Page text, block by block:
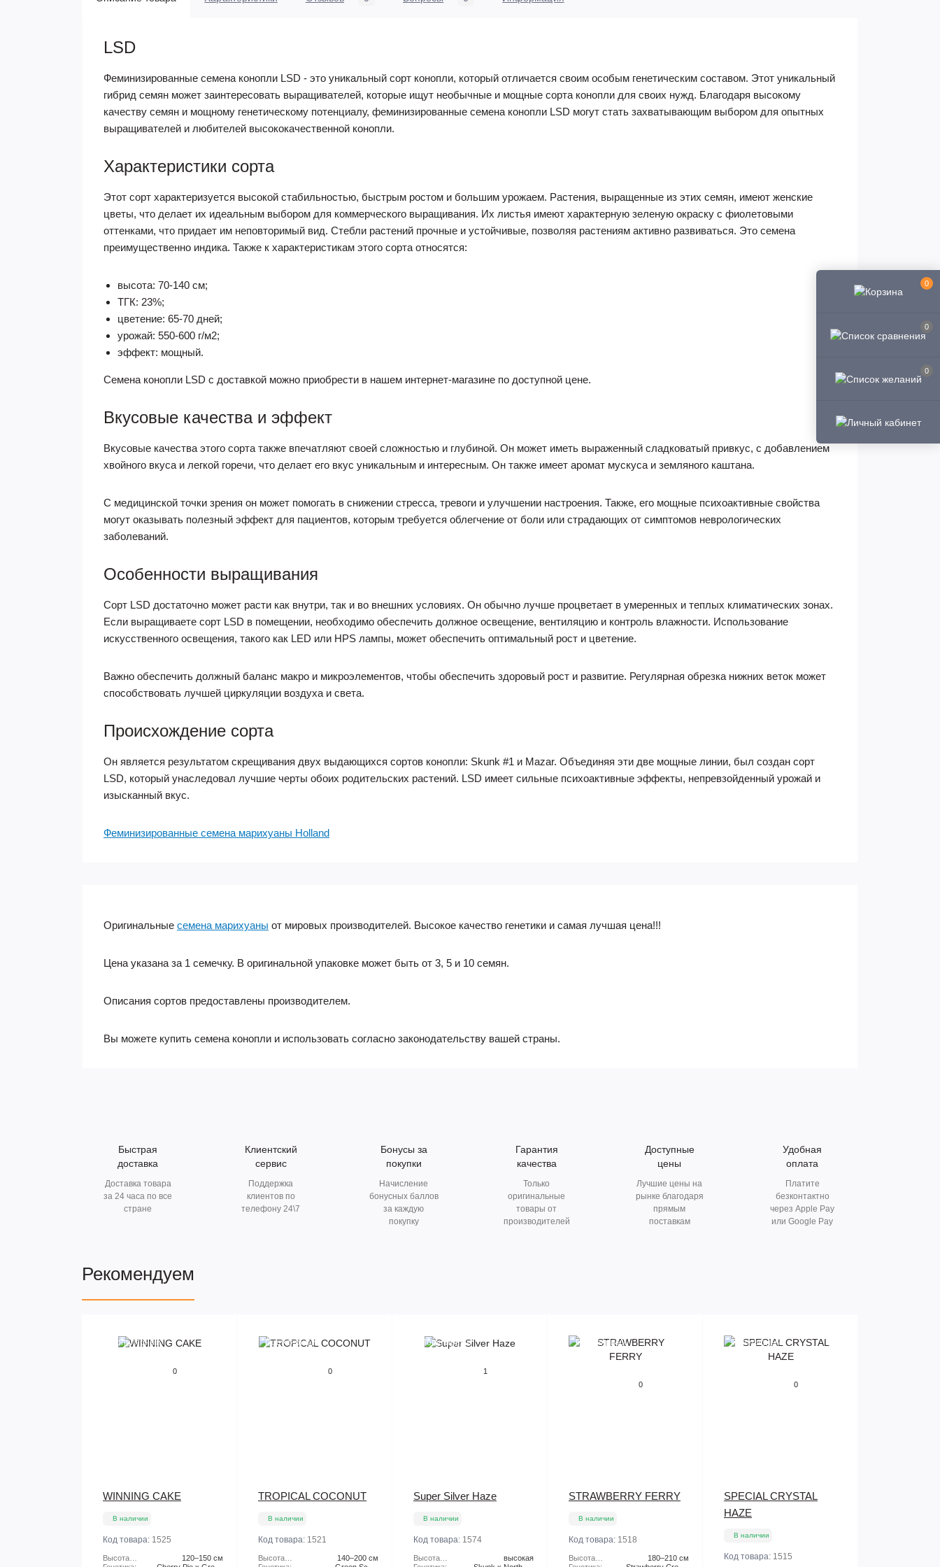
0
0
0
LSD
Феминизированные семена конопли LSD - это уникальный сорт конопли, который отличается своим особым генетическим составом. Этот уникальный
гибрид семян может заинтересовать выращивателей, которые ищут необычные и мощные сорта конопли для своих нужд. Благодаря высокому
качеству семян и мощному генетическому потенциалу, феминизированные семена конопли LSD могут стать захватывающим выбором для опытных
выращивателей и любителей высококачественной конопли.
Характеристики сорта
Этот сорт характеризуется высокой стабильностью, быстрым ростом и большим урожаем. Растения, выращенные из этих семян, имеют женские
цветы, что делает их идеальным выбором для коммерческого выращивания. Их листья имеют характерную зеленую окраску с фиолетовыми
оттенками, что придает им неповторимый вид. Стебли растений прочные и устойчивые, позволяя растениям активно развиваться. Это семена
преимущественно индика. Также к характеристикам этого сорта относятся:
высота: 70-140 см;
ТГК: 23%;
цветение: 65-70 дней;
урожай: 550-600 г/м2;
эффект: мощный.
Семена конопли LSD с доставкой можно приобрести в нашем интернет-магазине по доступной цене.
Вкусовые качества и эффект
Вкусовые качества этого сорта также впечатляют своей сложностью и глубиной. Он может иметь выраженный сладковатый привкус, с добавлением
хвойного вкуса и легкой горечи, что делает его вкус уникальным и интересным. Он также имеет аромат мускуса и земляного каштана.
С медицинской точки зрения он может помогать в снижении стресса, тревоги и улучшении настроения. Также, его мощные психоактивные свойства
могут оказывать полезный эффект для пациентов, которым требуется облегчение от боли или страдающих от симптомов неврологических
заболеваний.
Особенности выращивания
Сорт LSD достаточно может расти как внутри, так и во внешних условиях. Он обычно лучше процветает в умеренных и теплых климатических зонах.
Если выращиваете сорт LSD в помещении, необходимо обеспечить должное освещение, вентиляцию и контроль влажности. Использование
искусственного освещения, такого как LED или HPS лампы, может обеспечить оптимальный рост и цветение.
Важно обеспечить должный баланс макро и микроэлементов, чтобы обеспечить здоровый рост и развитие. Регулярная обрезка нижних веток может
способствовать лучшей циркуляции воздуха и света.
Происхождение сорта
Он является результатом скрещивания двух выдающихся сортов конопли: Skunk #1 и Mazar. Объединяя эти две мощные линии, был создан сорт
LSD, который унаследовал лучшие черты обоих родительских растений. LSD имеет сильные психоактивные эффекты, непревзойденный урожай и
изысканный вкус.
Феминизированные семена марихуаны Holland
Оригинальные семена марихуаны от мировых производителей. Высокое качество генетики и самая лучшая цена!!!
Цена указана за 1 семечку. В оригинальной упаковке может быть от 3, 5 и 10 семян.
Описания сортов предоставлены производителем.
Вы можете купить семена конопли и использовать согласно законодательству вашей страны.
Быстрая
доставка
Доставка товара
за 24 часа по все
стране
Клиентский
сервис
Поддержка
клиентов по
телефону 24\7
Бонусы за
покупки
Начисление
бонусных баллов
за каждую
покупку
Гарантия
качества
Только
оригинальные
товары от
производителей
Доступные
цены
Лучшие цены на
рынке благодаря
прямым
поставкам
Удобная
оплата
Платите
безконтактно
через Apple Pay
или Google Pay
Рекомендуем
Популярный
0
WINNING CAKE
В наличии
Код товара: 1525
Высота
120–150 см
Популярный
0
TROPICAL COCONUT
В наличии
Код товара: 1521
Высота
140–200 см
Популярный
1
Super Silver Haze
В наличии
Код товара: 1574
Высота
высокая
Популярный
0
STRAWBERRY FERRY
В наличии
Код товара: 1518
Высота
180–210 см
Популярный
0
SPECIAL CRYSTAL
HAZE
В наличии
Код товара: 1515